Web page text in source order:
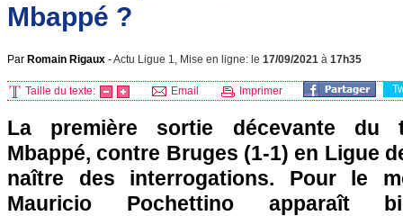
Mbappé ?
Par Romain Rigaux -Actu Ligue 1, Mise en ligne: le 17/09/2021 à 17h35
Taille du texte: Email Imprimer
La première sortie décevante du
Mbappé, contre Bruges (1-1) en Ligue
naître des interrogations. Pour le
Mauricio Pochettino apparaît